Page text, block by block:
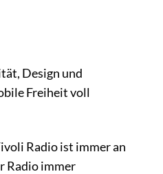
Design und
Freiheit voll
Radio ist immer an
Radio immer